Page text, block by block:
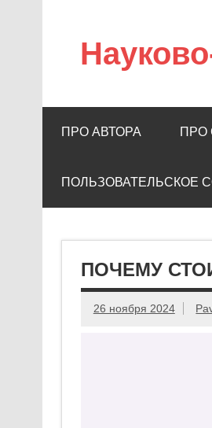
ПРО АВТОРА ПРО
ПОЛЬЗОВАТЕЛЬСКОЕ
ПОЧЕМУ
26 ноября 2024